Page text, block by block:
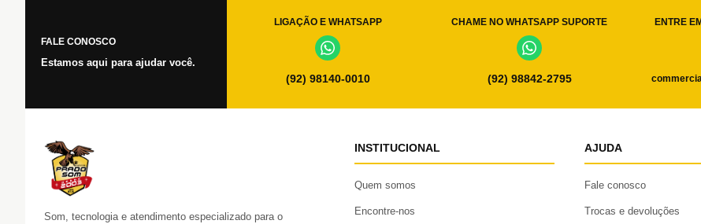
FALE CONOSCO
Estamos aqui para ajudar você.
LIGAÇÃO E WHATSAPP
(92) 98140-0010
CHAME NO WHATSAPP SUPORTE
(92) 98842-2795
ENTRE
Som, tecnologia e atendimento especializado para o
INSTITUCIONAL
Quem somos
Encontre-nos
AJUDA
Fale conosco
Trocas e devoluções